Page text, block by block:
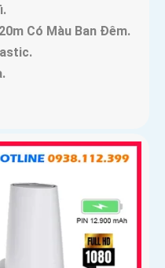
Có Màu Ban Ðêm.